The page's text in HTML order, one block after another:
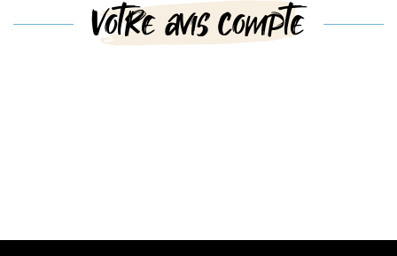
Votre avis compte